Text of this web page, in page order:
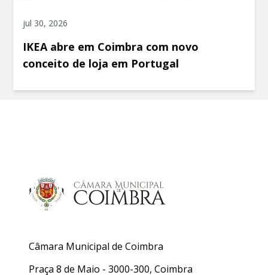
jul 30, 2026
IKEA abre em Coimbra com novo
conceito de loja em Portugal
Câmara Municipal de Coimbra
Praça 8 de Maio - 3000-300, Coimbra